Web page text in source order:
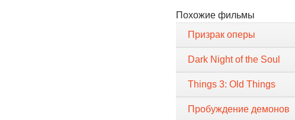
Похожие фильмы
Призрак оперы
Dark Night of the Soul
Things 3: Old Things
Пробуждение демонов